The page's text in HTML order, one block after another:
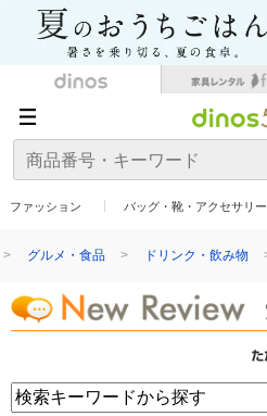
ファッション バッグ・靴・アクセサリー
グルメ・食品 ドリンク・飲み物